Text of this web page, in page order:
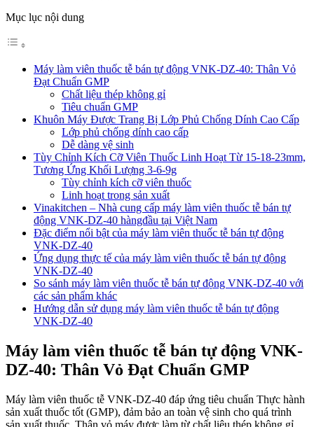
Mục lục nội dung
Máy làm viên thuốc tễ bán tự động VNK-DZ-40: Thân Vỏ
Đạt Chuẩn GMP
Chất liệu thép không gỉ
Tiêu chuẩn GMP
Khuôn Máy Được Trang Bị Lớp Phủ Chống Dính Cao Cấp
Lớp phủ chống dính cao cấp
Dễ dàng vệ sinh
Tùy Chỉnh Kích Cỡ Viên Thuốc Linh Hoạt Từ 15-18-23mm,
Tương Ứng Khối Lượng 3-6-9g
Tùy chỉnh kích cỡ viên thuốc
Linh hoạt trong sản xuất
Vinakitchen – Nhà cung cấp máy làm viên thuốc tễ bán tự
động VNK-DZ-40 hàngđầu tại Việt Nam
Đặc điểm nổi bật của máy làm viên thuốc tễ bán tự động
VNK-DZ-40
Ứng dụng thực tế của máy làm viên thuốc tễ bán tự động
VNK-DZ-40
So sánh máy làm viên thuốc tễ bán tự động VNK-DZ-40 với
các sản phẩm khác
Hướng dẫn sử dụng máy làm viên thuốc tễ bán tự động
VNK-DZ-40
Máy làm viên thuốc tễ bán tự động VNK-
DZ-40: Thân Vỏ Đạt Chuẩn GMP
Máy làm viên thuốc tễ VNK-DZ-40 đáp ứng tiêu chuẩn Thực hành
sản xuất thuốc tốt (GMP), đảm bảo an toàn vệ sinh cho quá trình
sản xuất thuốc. Thân vỏ máy được làm từ chất liệu thép không gỉ,